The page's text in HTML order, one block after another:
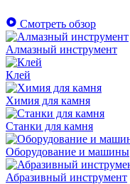
Смотреть обзор
Алмазный инструмент
Клей
Химия для камня
Станки для камня
Оборудование и машины
Абразивный инструмент